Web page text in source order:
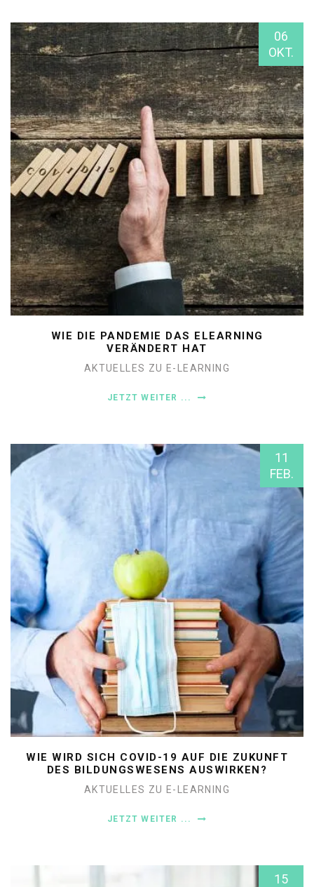
06
OKT.
WIE DIE PANDEMIE DAS ELEARNING
VERÄNDERT HAT
AKTUELLES ZU E-LEARNING
JETZT WEITER ...
11
FEB.
WIE WIRD SICH COVID-19 AUF DIE ZUKUNFT
DES BILDUNGSWESENS AUSWIRKEN?
AKTUELLES ZU E-LEARNING
JETZT WEITER ...
15